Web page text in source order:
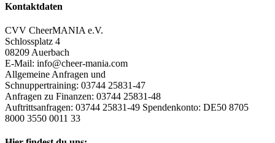
Kontaktdaten
CVV CheerMANIA e.V.
Schlossplatz 4
08209 Auerbach
E-Mail: info@cheer-mania.com
Allgemeine Anfragen und
Schnuppertraining: 03744 25831-47
Anfragen zu Finanzen: 03744 25831-48
Auftrittsanfragen: 03744 25831-49 Spendenkonto: DE50 8705
8000 3550 0011 33